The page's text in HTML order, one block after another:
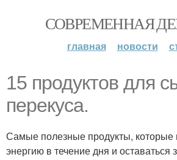
СОВРЕМЕННАЯ
главная новости
15 продуктов для
перекуса.
Самые полезные продукты, которые
энергию в течение дня и оставаться